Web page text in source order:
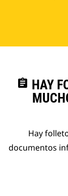
assignment HAY
Hay
documentos